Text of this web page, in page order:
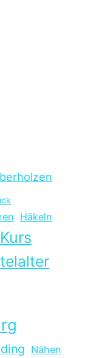
Häkeln
Kurs
Nähen